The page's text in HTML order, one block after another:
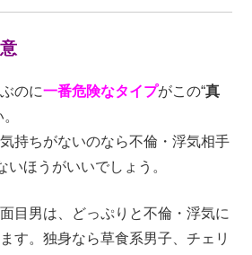
のに一番危険なタイプがこの“真
持ちがないのなら不倫・浮気相手
いほうがいいでしょう。
目男は、どっぷりと不倫・浮気に
す。独身なら草食系男子、チェリ